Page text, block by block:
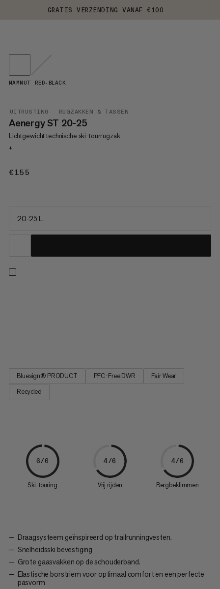
GRATIS VERZENDING VANAF €100
UITRUSTING RUGZAKKEN & TASSEN
Aenergy ST 20-25
Lichtgewicht technische ski-tourrugzak
+
€155
MAMMUT RED-BLACK
20-25 L
Bluesign® PRODUCT PFC-Free DWR
Fair Wear
Recycled
6/6
Ski-touring
4/6
Vrij rijden
4/6
Bergbeklimmen
Draagsysteem geïnspireerd op trailrunningvesten.
Snelheidsski bevestiging
Grote gaasvakken op de schouderband.
Elastische borstriem voor optimaal comfort en een perfecte
pasvorm